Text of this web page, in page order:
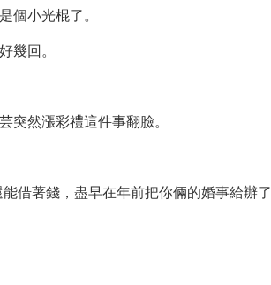
個小光棍了。
幾回。
突然漲彩禮這件事翻臉。
借著錢，盡早在年前把你倆的婚事給辦